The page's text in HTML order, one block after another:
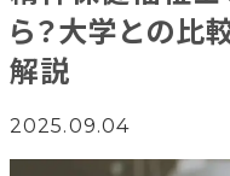
す
る
ら？大学との比
解説
2025.09.04